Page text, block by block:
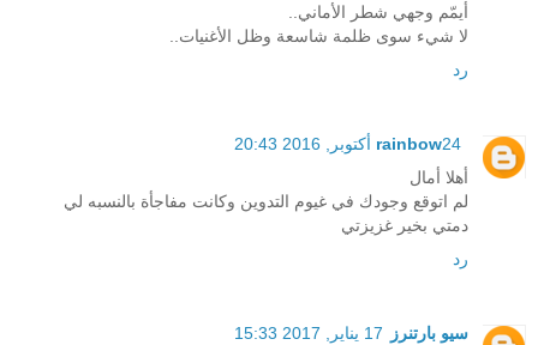
أيمّم وجهي شطر الأماني..
لا شيء سوى ظلمة شاسعة وظل الأغنيات..
رد
rainbow24 أكتوبر, 2016 20:43
أهلا أمال
لم اتوقع وجودك في غيوم التدوين وكانت مفاجأة بالنسبه لي
دمتي بخير غزيزتي
رد
سيو بارتنرز
17 يناير, 2017 15:33